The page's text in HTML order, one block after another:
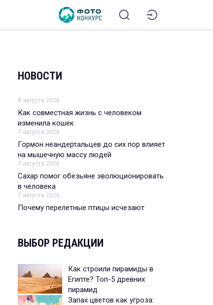
НОВОСТИ
8 августа 2026
Как совместная жизнь с человеком
изменила кошек
7 августа 2026
Гормон неандертальцев до сих пор влияет
на мышечную массу людей
7 августа 2026
Сахар помог обезьяне эволюционировать
в человека
7 августа 2026
Почему перелетные птицы исчезают
ВЫБОР РЕДАКЦИИ
Как строили пирамиды в
Египте? Топ-5 древних
пирамид
Запах цветов как угроза: